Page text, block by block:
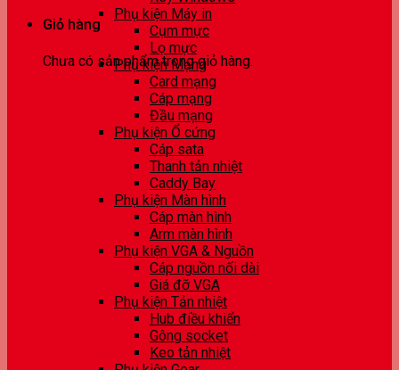
Giỏ hàng
Chưa có sản phẩm trong giỏ hàng.
Phụ kiện Máy in
Cụm mực
Lọ mực
Phụ kiện Mạng
Card mạng
Cáp mạng
Đầu mạng
Phụ kiện Ổ cứng
Cáp sata
Thanh tản nhiệt
Caddy Bay
Phụ kiện Màn hình
Cáp màn hình
Arm màn hình
Phụ kiện VGA & Nguồn
Cáp nguồn nối dài
Giá đỡ VGA
Phụ kiện Tản nhiệt
Hub điều khiển
Gông socket
Keo tản nhiệt